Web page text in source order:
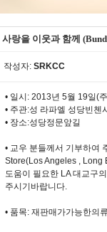
사랑을 이웃과 함께
작성자: SRKCC
• 일시: 2013년 5월 19일(
• 주관:성 라파엘 성당빈첸
• 장소:성당정문앞길
• 교우 분들께서 기부하여
Store(Los Angeles , Long
도움이 필요한 LA 대교구
주시기바랍니다.
• 품목: 재판매가가능한의